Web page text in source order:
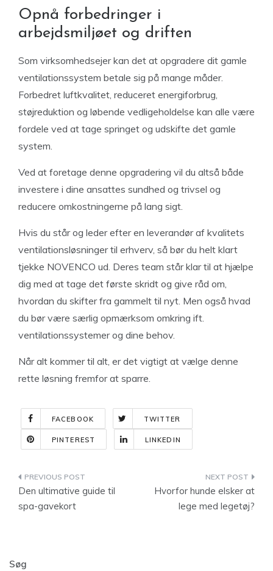
Opnå forbedringer i
arbejdsmiljøet og driften
Som virksomhedsejer kan det at opgradere dit gamle
ventilationssystem betale sig på mange måder.
Forbedret luftkvalitet, ​​reduceret energiforbrug,
støjreduktion og løbende vedligeholdelse kan alle være
fordele ved at tage springet og udskifte det gamle
system.
Ved at foretage denne opgradering vil du altså både
investere i dine ansattes sundhed og trivsel og
reducere omkostningerne på lang sigt.
Hvis du står og leder efter en leverandør af kvalitets
ventilationsløsninger til erhverv, så bør du helt klart
tjekke NOVENCO ud. Deres team står klar til at hjælpe
dig med at tage det første skridt og give råd om,
hvordan du skifter fra gammelt til nyt. Men også hvad
du bør være særlig opmærksom omkring ift.
ventilationssystemer og dine behov.
Når alt kommer til alt, er det vigtigt at vælge denne
rette løsning fremfor at sparre.
FACEBOOK TWITTER
PINTEREST LINKEDIN
Indlægsnavigation
Den ultimative guide til
spa-gavekort
Hvorfor hunde elsker at
lege med legetøj?
Søg